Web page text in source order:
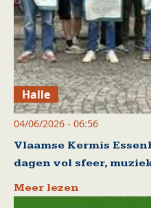
Halle
04/06/2026 - 06:56
Vlaamse Kermis
dagen vol sfeer,
Meer lezen